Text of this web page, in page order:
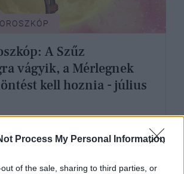
Process My Personal Information
of the sale, sharing to third parties, or
A Szűz
vágyik, a Mérlegnek
kell hoznia - július